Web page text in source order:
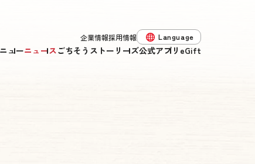
ューニュースごちそうストーリーズ公式アプリ eGift
企業情報採用情報 Language